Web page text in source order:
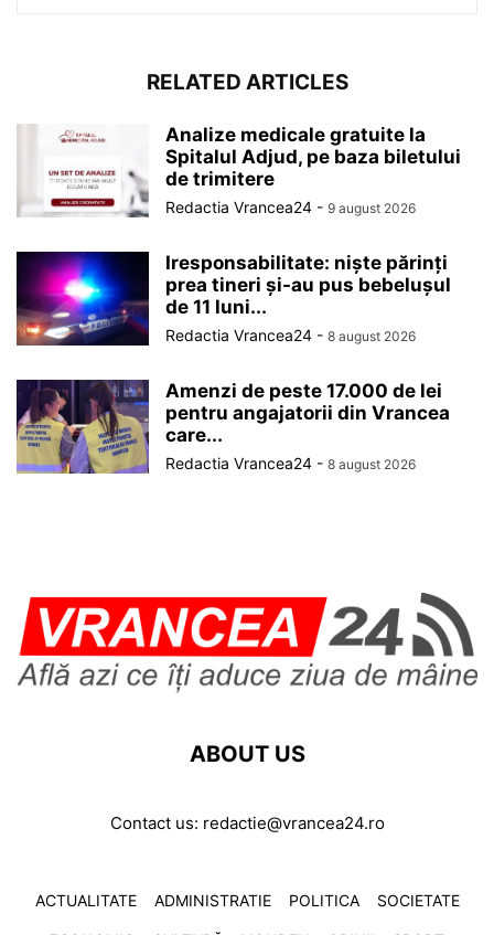
RELATED ARTICLES
Analize medicale gratuite la
Spitalul Adjud, pe baza biletului
de trimitere
Redactia Vrancea24 - 9 august 2026
Iresponsabilitate: niște părinți
prea tineri și-au pus bebelușul
de 11 luni...
Redactia Vrancea24 - 8 august 2026
Amenzi de peste 17.000 de lei
pentru angajatorii din Vrancea
care...
Redactia Vrancea24 - 8 august 2026
ABOUT US
Contact us: redactie@vrancea24.ro
ACTUALITATE ADMINISTRATIE POLITICA SOCIETATE